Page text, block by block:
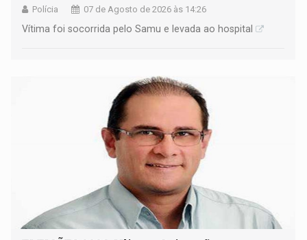
Polícia 07 de Agosto de 2026 às 14:26
Vítima foi socorrida pelo Samu e levada ao hospital